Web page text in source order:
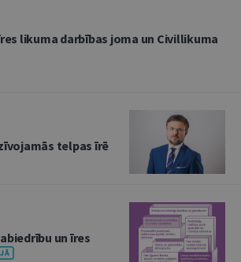
likuma darbības joma un Civillikuma
telpas īrē
un īres